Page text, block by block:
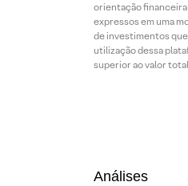
orientação
expressos em uma
de investimentos
utilização dessa
superior ao valor
Análises